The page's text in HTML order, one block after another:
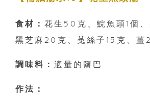
食材： 花生50克、鯇魚頭1個、
黑芝麻20克、菟絲子15克、薑
調味料： 適量的鹽巴
作法：